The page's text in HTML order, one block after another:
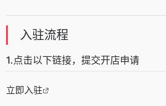
入驻流程
1.点击以下链接，提交开店申请
立即入驻